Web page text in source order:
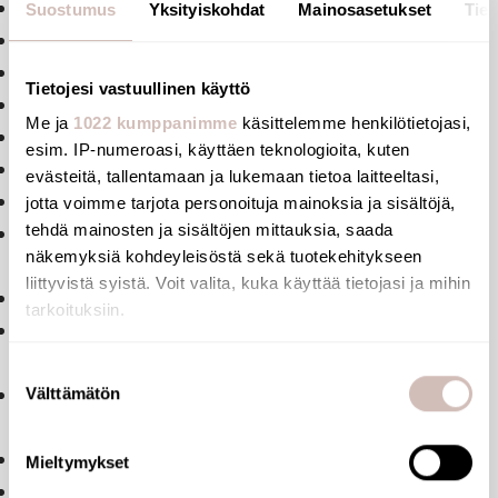
Suostumus Yksityiskohdat Mainosasetukset
Tietojesi vastuullinen käyttö
Me ja 1022 kumppanimme käsittelemme henkilötietojasi,
esim. IP-numeroasi, käyttäen teknologioita, kuten
evästeitä, tallentamaan ja lukemaan tietoa laitteeltasi,
jotta voimme tarjota personoituja mainoksia ja sisältöjä,
tehdä mainosten ja sisältöjen mittauksia, saada
näkemyksiä kohdeyleisöstä sekä tuotekehitykseen
liittyvistä syistä. Voit valita, kuka käyttää tietojasi ja mihin
tarkoituksiin.
Kerätä tietoja maantieteellisestä sijainnistasi,
Tunnistaa laitteesi skannaamalla sen ominaispiirteitä
aktiivisesti (sormenjäljen muodostaminen)
valinta
Välttämätön
Mieltymykset
Satin finish stainless steel wall plate 210 x 162mm.
Waterproof recessing housing.
AB anti-blocking system.
Backflow prevention device inside the housing.
Integrated stopcock and flow rate adjuster.
Acoustic level complies with European standard EN 12541
class II.
Compatible with sea water and grey water.
10 year warranty.
Quick and easy to install: delivered pre-mounted.